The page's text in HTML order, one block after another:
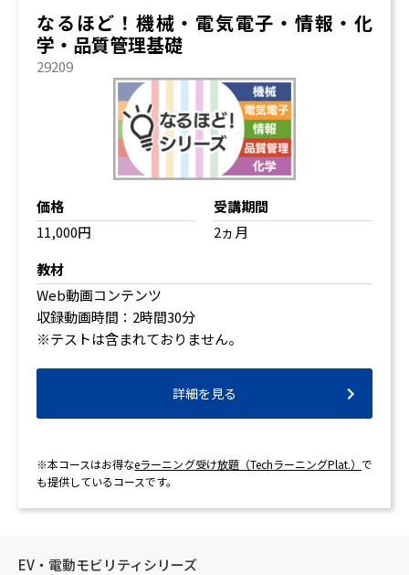
なるほど！機械・電気電子・情報・化
学・品質管理基礎
29209
価格
11,000円
受講期間
2ヵ月
教材
Web動画コンテンツ
収録動画時間：2時間30分
※テストは含まれておりません。
詳細を見る
※本コースはお得なeラーニング受け放題（TechラーニングPlat.）で
も提供しているコースです。
EV・電動モビリティシリーズ